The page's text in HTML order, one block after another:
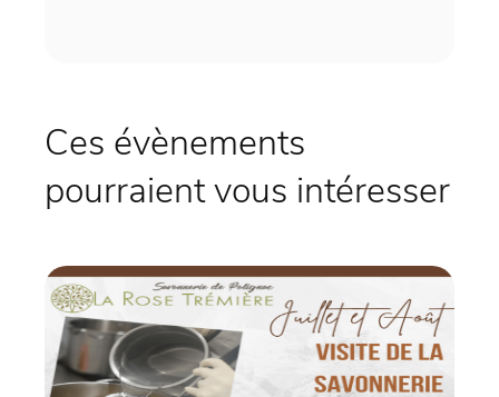
Ces évènements
pourraient vous intéresser